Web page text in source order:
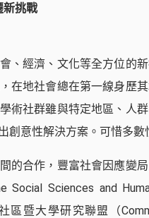
新挑戰
、經濟、文化等全方位的
在地社會總在第一線身歷
術社群雖與特定地區、人
創意性解決方案。可惜多
的合作，豐富社會因應變
Social Sciences and
區暨大學研究聯盟（